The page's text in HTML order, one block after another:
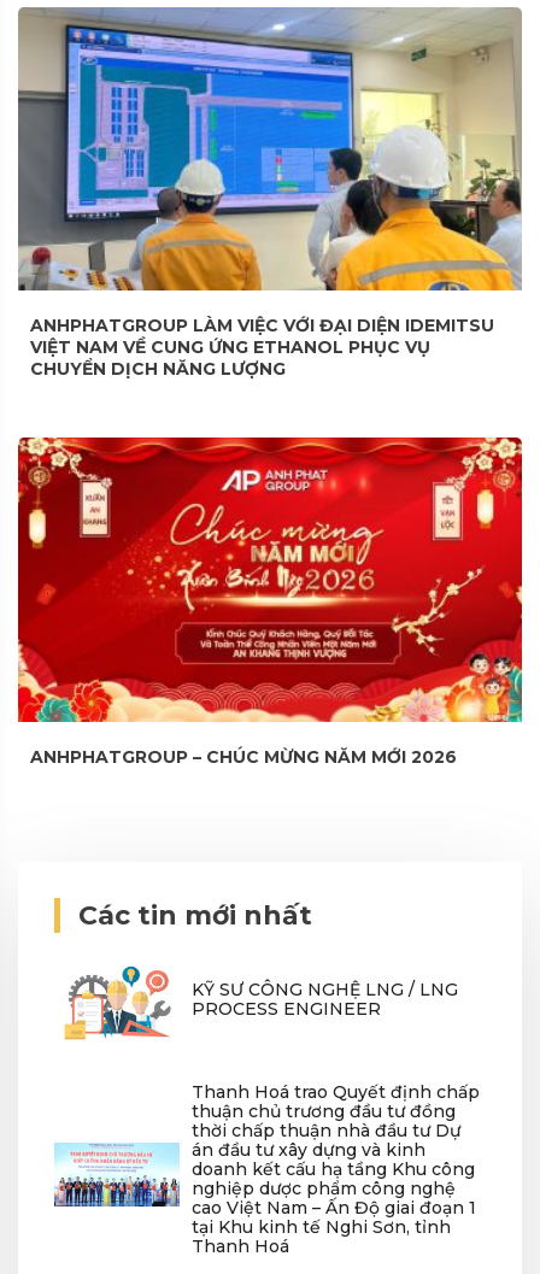
ANHPHATGROUP LÀM VIỆC VỚI ĐẠI DIỆN IDEMITSU
VIỆT NAM VỀ CUNG ỨNG ETHANOL PHỤC VỤ
CHUYỂN DỊCH NĂNG LƯỢNG
ANHPHATGROUP – CHÚC MỪNG NĂM MỚI 2026
Các tin mới nhất
KỸ SƯ CÔNG NGHỆ LNG / LNG
PROCESS ENGINEER
Thanh Hoá trao Quyết định chấp
thuận chủ trương đầu tư đồng
thời chấp thuận nhà đầu tư Dự
án đầu tư xây dựng và kinh
doanh kết cấu hạ tầng Khu công
nghiệp dược phẩm công nghệ
cao Việt Nam – Ấn Độ giai đoạn 1
tại Khu kinh tế Nghi Sơn, tỉnh
Thanh Hoá